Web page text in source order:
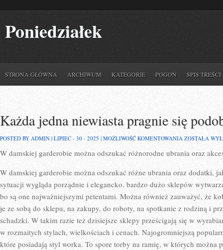
Poniedziałek
STRONA GŁÓWNA ARCHIWUM KATEGORIE POGOŃ SPIS TREŚCI
Każda jedna niewiasta pragnie się
POSTED BY ADMIN | LIPIEC - 30 - 2025 | MOŻLIWOŚĆ KOMENTOWANIA KAŻDA
NIEWIASTA
PODOBAĆ
SOBIE
INNYM
ZOSTAŁA
W damskiej garderobie można odszukać różnorodne ubrania oraz
W damskiej garderobie można odszukać różne ubrania oraz dodatki,
sytuacji wygląda porządnie i elegancko. bardzo dużo sklepów
bo są one najważniejszymi petentami. Można również zauważyć, że
je ze sobą do sklepu, na zakupy, do roboty, na spotkanie z rodziną i
schadzki. W takim razie też dzisiejsze sklepy prześcigają się w
w rozmaitych stylach, wielkościach i cenach. Najogromniejszą
które posiadają styl worka. To spore torby na ramię, w których można